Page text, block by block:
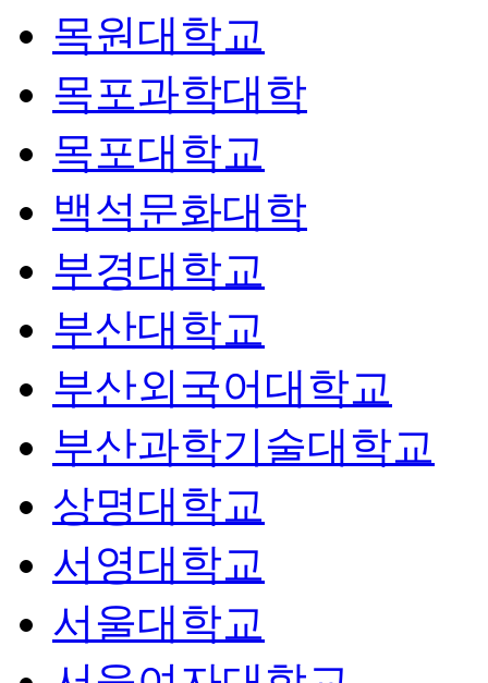
목원대학교
목포과학대학
목포대학교
백석문화대학
부경대학교
부산대학교
부산외국어대학교
부산과학기술대학교
상명대학교
서영대학교
서울대학교